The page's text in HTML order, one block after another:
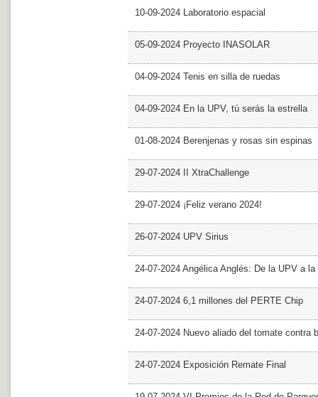
10-09-2024 Laboratorio espacial
05-09-2024 Proyecto INASOLAR
04-09-2024 Tenis en silla de ruedas
04-09-2024 En la UPV, tú serás la estrella
01-08-2024 Berenjenas y rosas sin espinas
29-07-2024 II XtraChallenge
29-07-2024 ¡Feliz verano 2024!
26-07-2024 UPV Sirius
24-07-2024 Angélica Anglés: De la UPV a
24-07-2024 6,1 millones del PERTE Chip
24-07-2024 Nuevo aliado del tomate contra
24-07-2024 Exposición Remate Final